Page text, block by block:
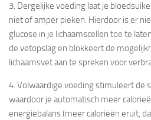
3. Dergelijke voeding laat je
niet of amper pieken. Hierdoor is er
glucose in je lichaamscellen toe te
de vetopslag en blokkeert de
lichaamsvet aan te spreken voor
4. Volwaardige voeding stimuleert de
waardoor je automatisch meer
energiebalans (meer calorieën eruit,